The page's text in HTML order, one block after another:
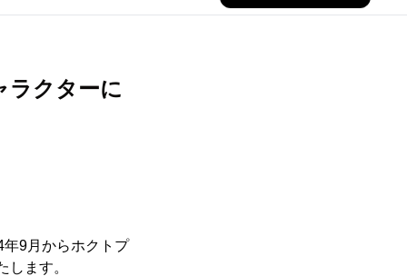
ラクターに
9月からホクトプ
ます。